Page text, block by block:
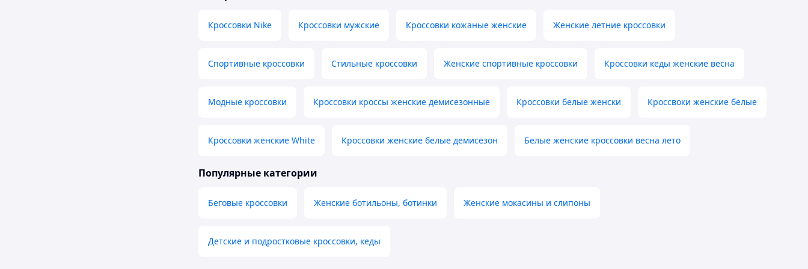
Кроссовки Nike Кроссовки мужские Кроссовки кожаные женские Женские летние кроссовки
Спортивные кроссовки Стильные кроссовки Женские спортивные кроссовки Кроссовки кеды женские весна
Модные кроссовки Кроссовки кроссы женские демисезонные Кроссовки белые женски Кроссвоки женские белые
Кроссовки женские White Кроссовки женские белые демисезон Белые женские кроссовки весна лето
Популярные категории
Беговые кроссовки Женские ботильоны, ботинки Женские мокасины и слипоны
Детские и подростковые кроссовки, кеды